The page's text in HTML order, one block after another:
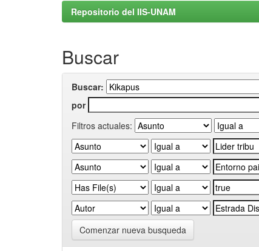
Repositorio del IIS-UNAM
Buscar
Buscar:
por
Filtros actuales:
Comenzar nueva busqueda